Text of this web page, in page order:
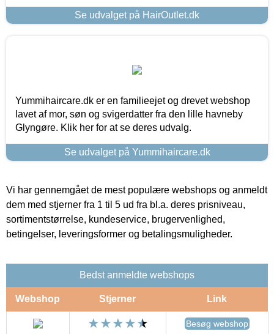
Se udvalget på HairOutlet.dk
Yummihaircare.dk er en familieejet og drevet webshop
lavet af mor, søn og svigerdatter fra den lille havneby
Glyngøre. Klik her for at se deres udvalg.
Se udvalget på Yummihaircare.dk
Vi har gennemgået de mest populære webshops og anmeldt
dem med stjerner fra 1 til 5 ud fra bl.a. deres prisniveau,
sortimentstørrelse, kundeservice, brugervenlighed,
betingelser, leveringsformer og betalingsmuligheder.
Bedst anmeldte webshops
Webshop Stjerner Link
Besøg webshop